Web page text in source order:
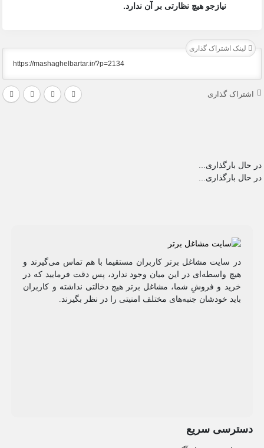
نیازجو هیچ نظارتی بر آن ندارد.
لینک اشتراک گذاری
اشتراک گذاری
در حال بارگذاری...
در حال بارگذاری...
در سایت مشاغل برتر کاربران مستقیما با هم تماس می‌گیرند و
هیچ واسطه‌ای در این میان وجود ندارد، پس دقت فرمایید که در
خرید و فروشِ شما، مشاغل برتر هیچ دخالتی نداشته و کاربران
باید خودشان جنبه‌های مختلف امنیتی را در نظر بگیرند.
دسترسی سریع